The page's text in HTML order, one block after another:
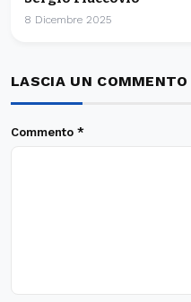
8 Dicembre 2025
LASCIA UN COMMENTO
Commento *